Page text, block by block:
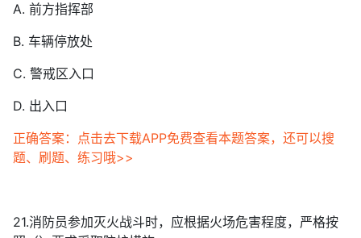
A. 前方指挥部
B. 车辆停放处
C. 警戒区入口
D. 出入口
正确答案：点击去下载APP免费查看本题答案，还可以搜
题、刷题、练习哦>>
21.消防员参加灭火战斗时，应根据火场危害程度，严格按